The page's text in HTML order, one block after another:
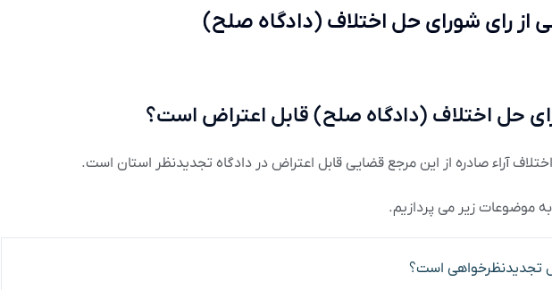
از رای شورای حل اختلاف (دادگاه صلح)
حل اختلاف (دادگاه صلح) قابل اعتراض است؟
آراء صادره از این مرجع قضایی قابل اعتراض در دادگاه تجدیدنظر استان است.
موضوعات زیر می پردازیم.
تجدیدنظرخواهی است؟